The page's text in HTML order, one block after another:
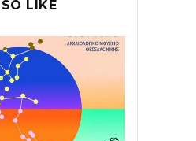
LIKE